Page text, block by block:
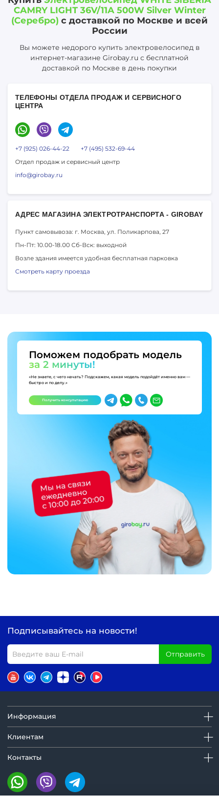
CAMRY LIGHT 36V/11A 500W Silver Winter
(Серебро) с доставкой по Москве и всей
России
Вы можете недорого купить электровелосипед в
интернет-магазине Girobay.ru с бесплатной
доставкой по Москве в день покупки
ТЕЛЕФОНЫ ОТДЕЛА ПРОДАЖ И СЕРВИСНОГО
ЦЕНТРА
+7 (925) 026-44-22
+7 (495) 532-69-44
Отдел продаж и сервисный центр
info@girobay.ru
АДРЕС МАГАЗИНА ЭЛЕКТРОТРАНСПОРТА - GIROBAY
Пункт самовывоза: г. Москва, ул. Поликарпова, 27
Пн-Пт: 10.00-18.00 Сб-Вск: выходной
Возле здания имеется удобная бесплатная парковка
Смотреть карту проезда
Поможем подобрать модель
за 2 минуты!
«Не знаете, с чего начать? Подскажем, какая модель подойдёт именно вам —
быстро и по делу.»
Получить консультацию
Подписывайтесь на новости!
Отправить
Информация
Клиентам
Контакты